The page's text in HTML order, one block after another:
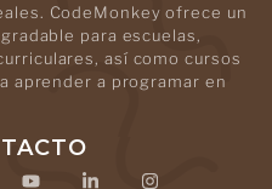
CodeMonkey ofrece un
para escuelas,
así como cursos
aprender a programar en